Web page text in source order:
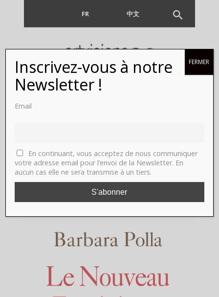
FR 中文
Barbara
Polla
Inscrivez-vous à notre
Newsletter !
Email
En continuant, vous acceptez de nous communiquer
votre adresse email pour l’envoi de la Newsletter. En
aucun cas elle ne sera transmise à un tiers.
FERMER